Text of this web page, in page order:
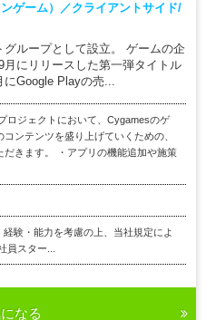
ゲーム）／クライアントサイド/
ループとして設立。 ゲームの企
にリリースした第一弾タイトル
にGoogle Playの売...
ロジェクトにおいて、Cygamesのゲ
ンテンツを盛り上げていくための、
だきます。 ・アプリの機能追加や施策
験・能力を考慮の上、当社規定によ
員スター...
なる